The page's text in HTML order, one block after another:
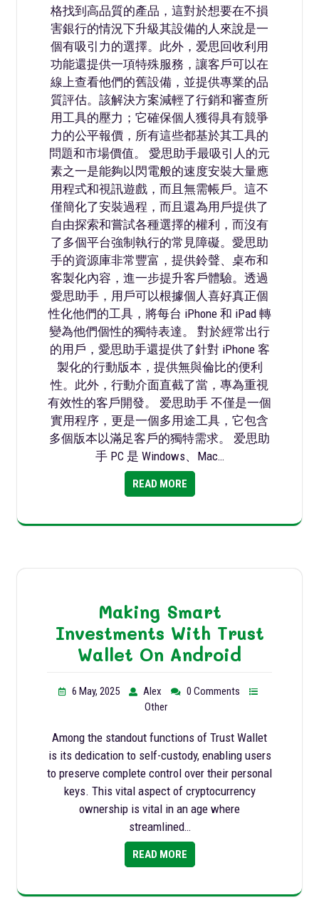
格找到高品質的產品，這對於想要在不損
害銀行的情況下升級其設備的人來說是一
個有吸引力的選擇。此外，爱思回收利用
功能還提供一項特殊服務，讓客戶可以在
線上查看他們的舊設備，並提供專業的品
質評估。該解決方案減輕了行銷和審查所
用工具的壓力；它確保個人獲得具有競爭
力的公平報價，所有這些都基於其工具的
問題和市場價值。 愛思助手最吸引人的元
素之一是能夠以閃電般的速度安裝大量應
用程式和視訊遊戲，而且無需帳戶。這不
僅簡化了安裝過程，而且還為用戶提供了
自由探索和嘗試各種選擇的權利，而沒有
了多個平台強制執行的常見障礙。愛思助
手的資源庫非常豐富，提供鈴聲、桌布和
客製化內容，進一步提升客戶體驗。透過
愛思助手，用戶可以根據個人喜好真正個
性化他們的工具，將每台 iPhone 和 iPad 轉
變為他們個性的獨特表達。 對於經常出行
的用戶，愛思助手還提供了針對 iPhone 客
製化的行動版本，提供無與倫比的便利
性。此外，行動介面直截了當，專為重視
有效性的客戶開發。 爱思助手 不僅是一個
實用程序，更是一個多用途工具，它包含
多個版本以滿足客戶的獨特需求。 爱思助
手 PC 是 Windows、Mac…
READ MORE
Making Smart
Investments With Trust
Wallet On Android
6 May, 2025 Alex
0 Comments
Other
Among the standout functions of Trust Wallet
is its dedication to self-custody, enabling users
to preserve complete control over their personal
keys. This vital aspect of cryptocurrency
ownership is vital in an age where
streamlined…
READ MORE